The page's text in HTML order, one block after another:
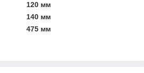
120 мм
140 мм
475 мм